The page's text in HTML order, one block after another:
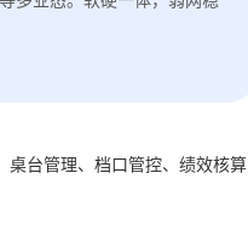
桌台管理、档口管控、绩效核算